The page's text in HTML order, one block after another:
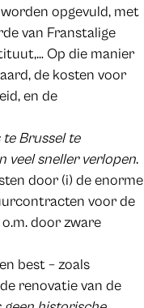
opgevuld, met
van Franstalige
Op die manier
de kosten voor
en de
Brussel te
veel sneller verlopen.
door (i) de enorme
voor de
door zware
best – zoals
renovatie van de